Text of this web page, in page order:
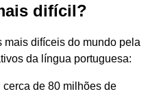
difícil?
difíceis do mundo pela
da língua portuguesa:
de 80 milhões de